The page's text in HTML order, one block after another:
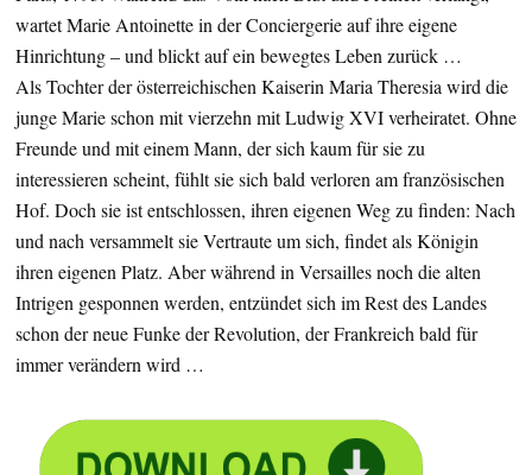
wartet Marie Antoinette in der Conciergerie auf ihre eigene
Hinrichtung – und blickt auf ein bewegtes Leben zurück …
Als Tochter der österreichischen Kaiserin Maria Theresia wird die
junge Marie schon mit vierzehn mit Ludwig XVI verheiratet. Ohne
Freunde und mit einem Mann, der sich kaum für sie zu
interessieren scheint, fühlt sie sich bald verloren am französischen
Hof. Doch sie ist entschlossen, ihren eigenen Weg zu finden: Nach
und nach versammelt sie Vertraute um sich, findet als Königin
ihren eigenen Platz. Aber während in Versailles noch die alten
Intrigen gesponnen werden, entzündet sich im Rest des Landes
schon der neue Funke der Revolution, der Frankreich bald für
immer verändern wird …